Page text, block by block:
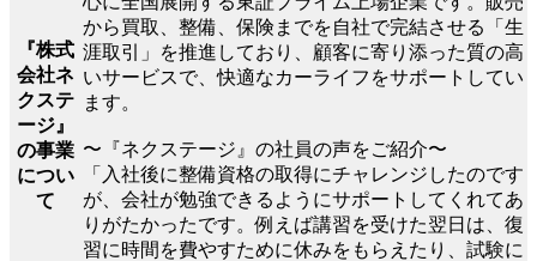
『株式
会社ネ
クステ
ージ』
の事業
につい
て
から買取、整備、保険までを自社で完結させる「生
涯取引」を推進しており、顧客に寄り添った質の高
いサービスで、快適なカーライフをサポートしてい
ます。
〜『ネクステージ』の社員の声をご紹介〜
「入社後に整備資格の取得にチャレンジしたのです
が、会社が勉強できるようにサポートしてくれてあ
りがたかったです。例えば講習を受けた翌日は、復
習に時間を費やすために休みをもらえたり、試験に